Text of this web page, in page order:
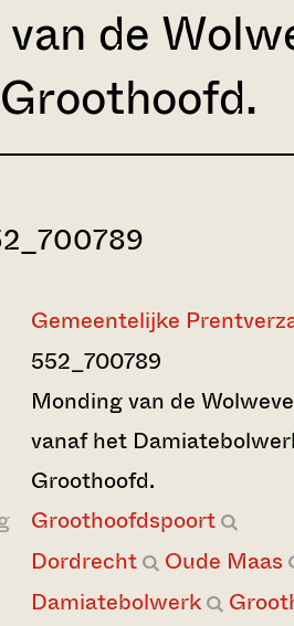
de
Gemeentelijke
552_700789
Monding van de
vanaf het
Groothoofd.
Groothoofdspoort
Dordrecht
Oude Maas
Damiatebolwerk